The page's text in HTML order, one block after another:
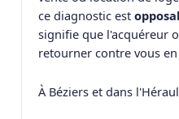
ce diagnostic est
signifie que l'acquéreur
retourner contre vous en
À Béziers et dans